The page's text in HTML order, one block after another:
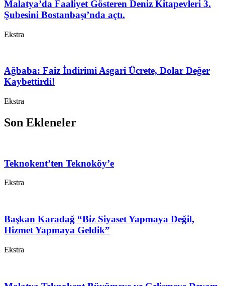
Malatya’da Faaliyet Gösteren Deniz Kitapevleri 3.
Şubesini Bostanbaşı’nda açtı.
Ekstra
Ağbaba: Faiz İndirimi Asgari Ücrete, Dolar Değer
Kaybettirdi!
Ekstra
Son Ekleneler
Teknokent’ten Teknoköy’e
Ekstra
Başkan Karadağ “Biz Siyaset Yapmaya Değil,
Hizmet Yapmaya Geldik”
Ekstra